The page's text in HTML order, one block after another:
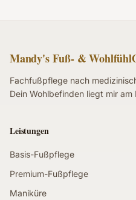
Mandy's Fuß- &
Fachfußpflege nach
Dein Wohlbefinden liegt mir am
Leistungen
Basis-Fußpflege
Premium-Fußpflege
Maniküre